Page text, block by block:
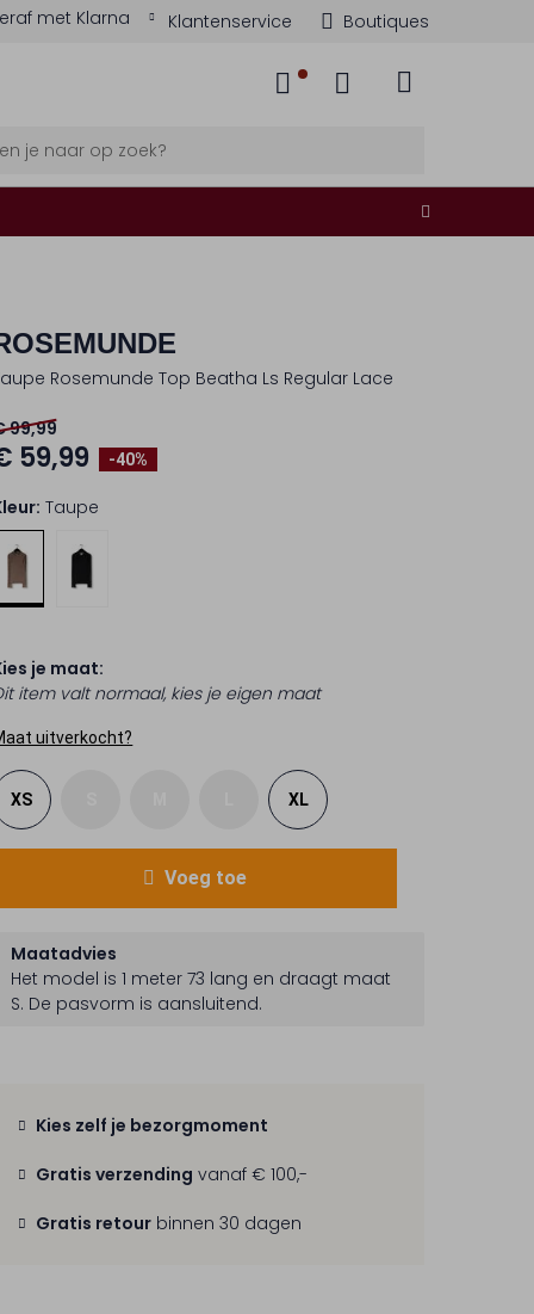
met Klarna Klantenservice Boutiques
Rosemunde Top Beatha Ls Regular Lace
-40%
99,99
59,99
Taupe
je maat:
item valt normaal, kies je eigen maat
uitverkocht?
XS XL
Voeg toe
Maatadvies
Het model is 1 meter 73 lang en draagt maat
S. De pasvorm is aansluitend.
Kies zelf je bezorgmoment
Gratis verzending vanaf € 100,-
Gratis retour binnen 30 dagen